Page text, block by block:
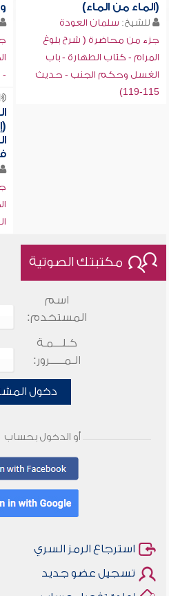
(الماء من الماء)
للشيخ: سلمان العودة
جزء من محاضرة ( شرح بلوغ
المرام - كتاب الطهارة - باب
الغسل وحكم الجنب - حديث
115-119)
-
مكتبتك الصوتية
اسم
المستخدم:
كـلـــمـة
الـمـــــرور:
دخول
أو الدخول بحساب
استرجاع الرمز السري
تسجيل عضو جديد